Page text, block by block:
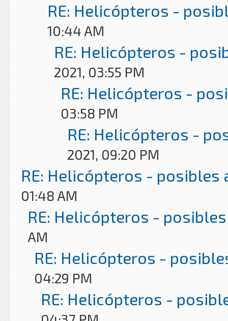
RE: Helicópteros -
10:44 AM
RE: Helicópteros -
2021, 03:55 PM
RE: Helicópteros -
03:58 PM
RE: Helicópteros -
2021, 09:20 PM
RE: Helicópteros - posibles
01:48 AM
RE: Helicópteros -
AM
RE: Helicópteros -
04:29 PM
RE: Helicópteros -